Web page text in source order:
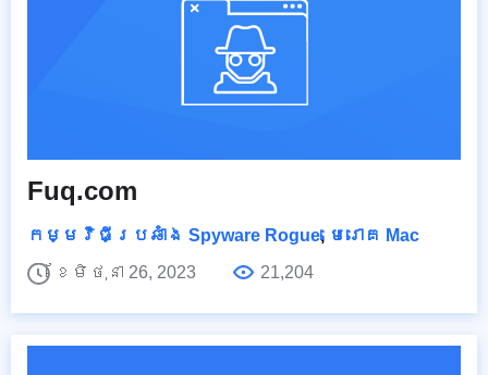
Fuq.com
កម្មវិធីប្រឆាំង Spyware Rogue, មេរោគ Mac
ខែមិថុនា 26, 2023
21,204